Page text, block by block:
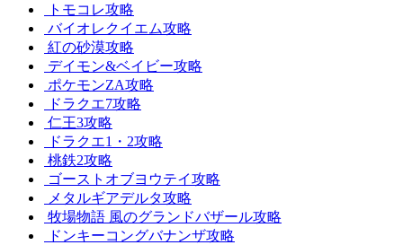
トモコレ攻略
バイオレクイエム攻略
紅の砂漠攻略
デイモン&ベイビー攻略
ポケモンZA攻略
ドラクエ7攻略
仁王3攻略
ドラクエ1・2攻略
桃鉄2攻略
ゴーストオブヨウテイ攻略
メタルギアデルタ攻略
牧場物語 風のグランドバザール攻略
ドンキーコングバナンザ攻略